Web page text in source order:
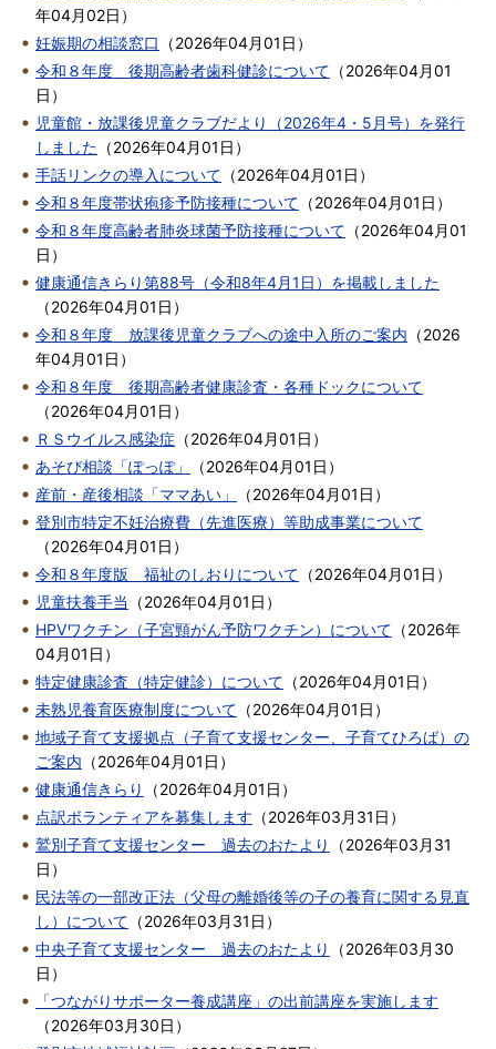
年04月02日 ）
妊娠期の相談窓口
（2026年04月01日 ）
令和８年度 後期高齢者歯科健診について （2026年04月01
日 ）
児童館・放課後児童クラブだより（2026年4・5月号）を発行
しました （2026年04月01日 ）
手話リンクの導入について （2026年04月01日 ）
令和８年度帯状疱疹予防接種について （2026年04月01日 ）
令和８年度高齢者肺炎球菌予防接種について （2026年04月01
日 ）
健康通信きらり第88号（令和8年4月1日）を掲載しました
（2026年04月01日 ）
令和８年度 放課後児童クラブへの途中入所のご案内 （2026
年04月01日 ）
令和８年度 後期高齢者健康診査・各種ドックについて
（2026年04月01日 ）
ＲＳウイルス感染症 （2026年04月01日 ）
あそび相談「ぽっぽ」
（2026年04月01日 ）
産前・産後相談「ママあい」
（2026年04月01日 ）
登別市特定不妊治療費（先進医療）等助成事業について
（2026年04月01日 ）
令和８年度版 福祉のしおりについて （2026年04月01日 ）
児童扶養手当
（2026年04月01日 ）
HPVワクチン（子宮頸がん予防ワクチン）について （2026年
04月01日 ）
特定健康診査（特定健診）について （2026年04月01日 ）
未熟児養育医療制度について （2026年04月01日 ）
地域子育て支援拠点（子育て支援センター、子育てひろば）の
ご案内 （2026年04月01日 ）
健康通信きらり
（2026年04月01日 ）
点訳ボランティアを募集します （2026年03月31日 ）
鷲別子育て支援センター 過去のおたより
（2026年03月31
日 ）
民法等の一部改正法（父母の離婚後等の子の養育に関する見直
し）について （2026年03月31日 ）
中央子育て支援センター 過去のおたより
（2026年03月30
日 ）
「つながりサポーター養成講座」の出前講座を実施します
（2026年03月30日 ）